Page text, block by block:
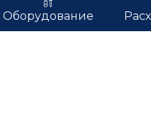
Оборудование